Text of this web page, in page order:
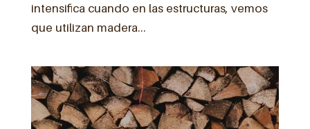
intensifica cuando en las estructuras, vemos
que utilizan madera...